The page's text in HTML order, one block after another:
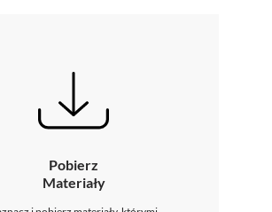
Pobierz
Materiały